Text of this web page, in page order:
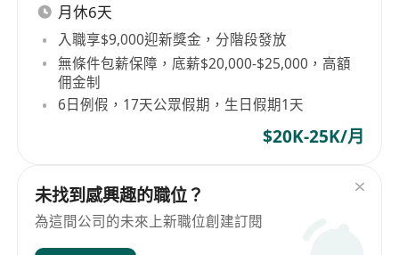
月休6天
入職享$9,000迎新獎金，分階段發放
無條件包薪保障，底薪$20,000-$25,000，高額
佣金制
6日例假，17天公眾假期，生日假期1天
$20K-25K/月
未找到感興趣的職位？
為這間公司的未來上新職位創建訂閱